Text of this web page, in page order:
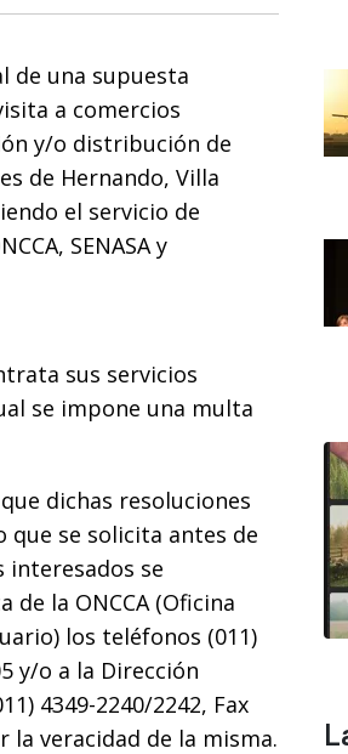
de una supuesta
a comercios
y/o distribución de
de Hernando, Villa
el servicio de
SENASA y
sus servicios
se impone una multa
dichas resoluciones
se solicita antes de
interesados se
de la ONCCA (Oficina
los teléfonos (011)
y/o a la Dirección
4349-2240/2242, Fax
la veracidad de la misma.